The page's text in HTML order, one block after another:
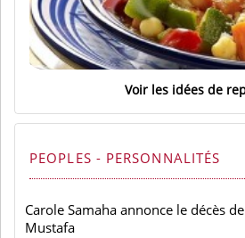
Voir les idées de
PEOPLES - PERSONNALITÉS
Carole Samaha annonce le décès
Mustafa